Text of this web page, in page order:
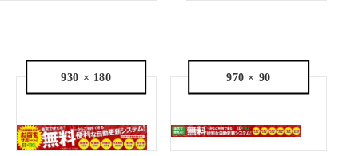
930 × 180 970 × 90